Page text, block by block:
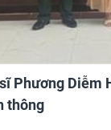
Phương Diễm
thông